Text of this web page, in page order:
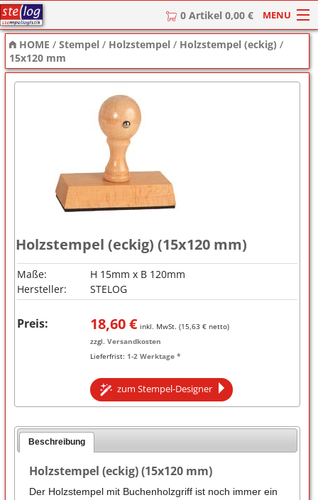
0 Artikel 0,00 € MENU
HOME
Stempel
Stempel-Textplatten
HOME /Stempel / Holzstempel / Holzstempel (eckig) /
15x120 mm
Holzstempel (eckig) (15x120 mm)
Maße:
H 15mm x B 120mm
Hersteller:
STELOG
Preis: 18,60€ inkl. MwSt. (15,63 € netto)
zzgl. Versandkosten
Lieferfrist: 1-2 Werktage *
zum Stempel-Designer
Beschreibung
Holzstempel (eckig) (15x120 mm)
Der Holzstempel mit Buchenholzgriff ist noch immer ein